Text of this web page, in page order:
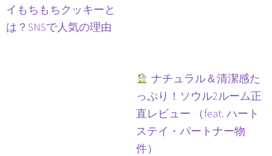
イもちもちクッキーと
は？SNSで人気の理由
ナチュラル＆清潔感た
っぷり！ソウル2ルーム正
直レビュー （feat. ハート
ステイ・パートナー物
件）